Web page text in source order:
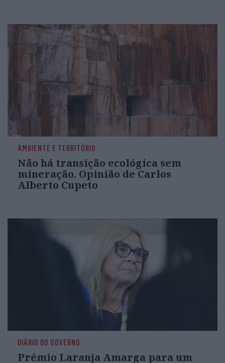
AMBIENTE E TERRITÓRIO
Não há transição ecológica sem
mineração. Opinião de Carlos
Alberto Cupeto
DIÁRIO DO GOVERNO
Prémio Laranja Amarga para um